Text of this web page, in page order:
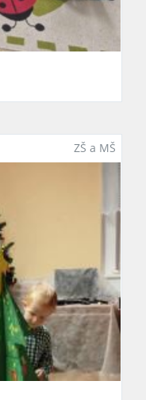
ZŠ a MŠ